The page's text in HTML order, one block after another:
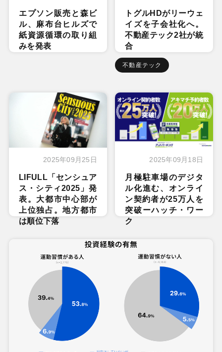
エプソン販売と森ビ
ル、麻布台ヒルズで
紙資源循環の取り組
みを発表
トグルHDがリーウェ
イズを子会社化へ。
不動産テック2社が統
合
不動産テック
2025年09月25日
LIFULL「センシュア
ス・シティ2025」発
表。大都市中心部が
上位独占。地方都市
は順位下落
2025年09月18日
月極駐車場のデジタ
ル化進む、オンライ
ン契約者が25万人を
突破ーハッチ・ワー
ク